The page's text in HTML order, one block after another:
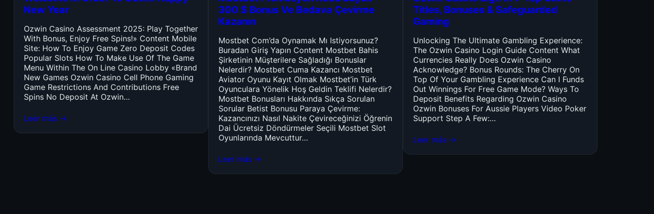
New Year
Ozwin Casino Assessment 2025: Play Together
With Bonus, Enjoy Free Spins!» Content Mobile
Site: How To Enjoy Game Zero Deposit Codes
Popular Slots How To Make Use Of The Game
Menu Within The On Line Casino Lobby «Brand
New Games Ozwin Casino Cell Phone Gaming
Game Restrictions And Contributions Free
Spins No Deposit At Ozwin…
Leer más →
300 $ Bonus Ve Bedava Çevirme
Kazanın
Mostbet Com’da Oynamak Mı Istiyorsunuz?
Buradan Giriş Yapın Content Mostbet Bahis
Şirketinin Müşterilere Sağladığı Bonuslar
Nelerdir? Mostbet Cuma Kazancı Mostbet
Aviator Oyunu Kayıt Olmak Mostbet’in Türk
Oyunculara Yönelik Hoş Geldin Teklifi Nelerdir?
Mostbet Bonusları Hakkında Sıkça Sorulan
Sorular Betist Bonusu Paraya Çevirme:
Kazancınızı Nasıl Nakite Çevireceğinizi Öğrenin
Dai Ücretsiz Döndürmeler Seçili Mostbet Slot
Oyunlarında Mevcuttur…
Leer más →
Titles, Bonuses & Safeguarded
Gaming
Unlocking The Ultimate Gambling Experience:
The Ozwin Casino Login Guide Content What
Currencies Really Does Ozwin Casino
Acknowledge? Bonus Rounds: The Cherry On
Top Of Your Gambling Experience Can I Funds
Out Winnings For Free Game Mode? Ways To
Deposit Benefits Regarding Ozwin Casino
Ozwin Bonuses For Aussie Players Video Poker
Support Step A Few:…
Leer más →